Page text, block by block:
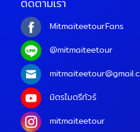
ติดตามเรา
MitmaiteetourFans
@mitmaiteetour
มิตรไมตรีทัวร์
mitmaiteetour